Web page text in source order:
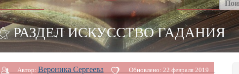
РАЗДЕЛ ИСКУССТВО ГАДАНИЯ
Автор: Вероника Сергеева Обновлено: 22 февраля 2019